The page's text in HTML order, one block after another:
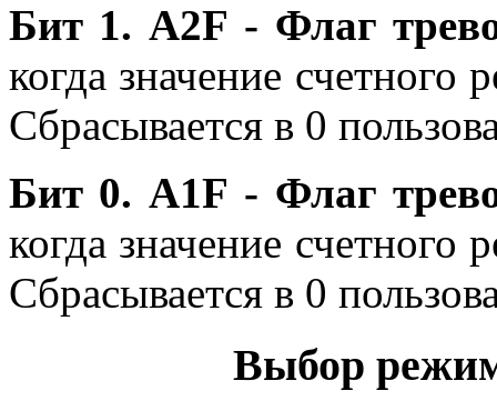
Бит 1. A2F - Флаг
когда значение счетного
Сбрасывается в 0
Бит 0. A1F - Флаг
когда значение счетного
Сбрасывается в 0
Выбор